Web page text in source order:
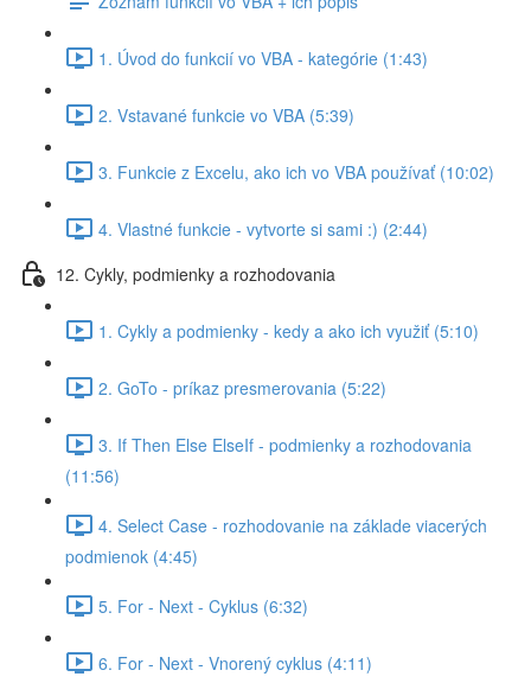
1. Úvod do funkcií vo VBA - kategórie (1:43)
2. Vstavané funkcie vo VBA (5:39)
3. Funkcie z Excelu, ako ich vo VBA používať (10:02)
4. Vlastné funkcie - vytvorte si sami :) (2:44)
12. Cykly, podmienky a rozhodovania
1. Cykly a podmienky - kedy a ako ich využiť (5:10)
2. GoTo - príkaz presmerovania (5:22)
3. If Then Else ElseIf - podmienky a rozhodovania
(11:56)
4. Select Case - rozhodovanie na základe viacerých
podmienok (4:45)
5. For - Next - Cyklus (6:32)
6. For - Next - Vnorený cyklus (4:11)